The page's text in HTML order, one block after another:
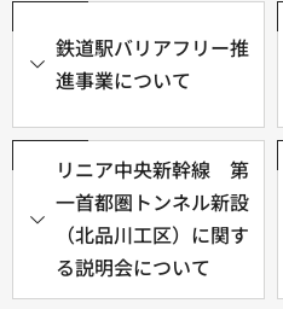
鉄道駅バリアフリー推
進事業について
リニア中央新幹線 第
一首都圏トンネル新設
（北品川工区）に関す
る説明会について